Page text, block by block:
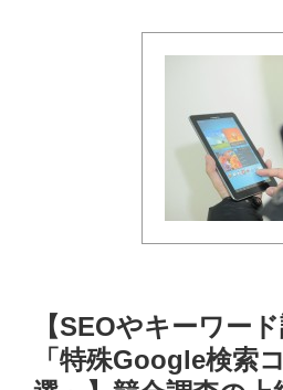
【SEOやキーワー
「特殊Google検索